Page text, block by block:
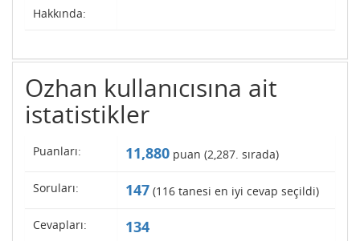
Hakkında:
Ozhan kullanıcısına ait
istatistikler
Puanları: 11,880 puan (2,287. sırada)
Soruları: 147 (116 tanesi en iyi cevap seçildi)
Cevapları: 134